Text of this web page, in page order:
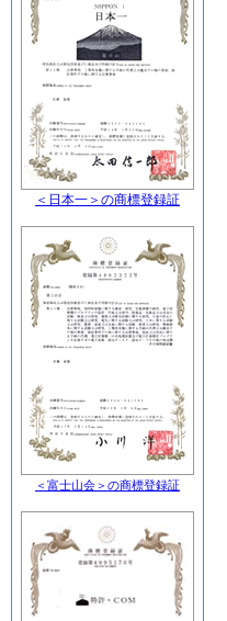
＜日本一＞の商標登録証
＜富士山会＞の商標登録証